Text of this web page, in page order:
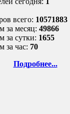
всего: 10571883
за месяц: 49866
за сутки: 1655
за час: 70
Подробнее...